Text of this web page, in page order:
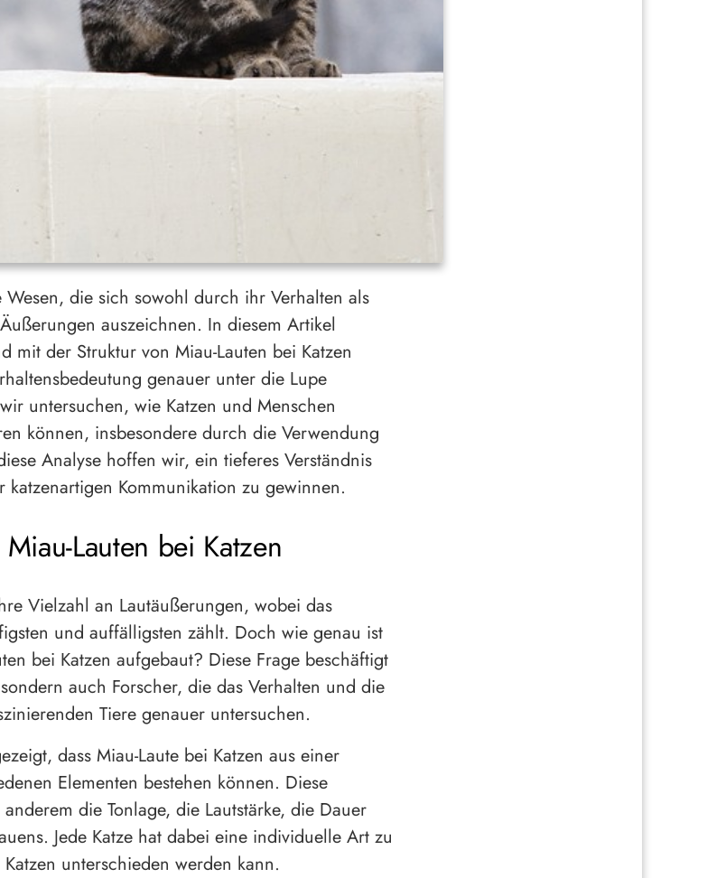
Wesen, die sich sowohl durch ihr Verhalten als
auszeichnen. In diesem Artikel
mit der Struktur von Miau-Lauten bei Katzen
genauer unter die Lupe
untersuchen, wie Katzen und Menschen
können, insbesondere durch die Verwendung
Analyse hoffen wir, ein tieferes Verständnis
Kommunikation zu gewinnen.
Lauten bei Katzen
Vielzahl an Lautäußerungen, wobei das
und auffälligsten zählt. Doch wie genau ist
bei Katzen aufgebaut? Diese Frage beschäftigt
auch Forscher, die das Verhalten und die
Tiere genauer untersuchen.
dass Miau-Laute bei Katzen aus einer
Elementen bestehen können. Diese
die Tonlage, die Lautstärke, die Dauer
Jede Katze hat dabei eine individuelle Art zu
unterschieden werden kann.